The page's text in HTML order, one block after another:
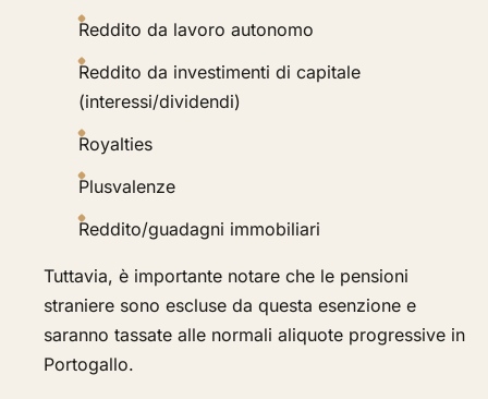
Reddito da lavoro autonomo
Reddito da investimenti di capitale
(interessi/dividendi)
Royalties
Plusvalenze
Reddito/guadagni immobiliari
Tuttavia, è importante notare che le pensioni
straniere sono escluse da questa esenzione e
saranno tassate alle normali aliquote progressive in
Portogallo.